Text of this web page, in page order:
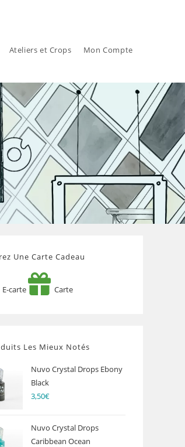
Ateliers et Crops Mon Compte
Une Carte Cadeau
E-carte Carte
Les Mieux Notés
Nuvo Crystal Drops Ebony
Black
3,50€
Nuvo Crystal Drops
Caribbean Ocean